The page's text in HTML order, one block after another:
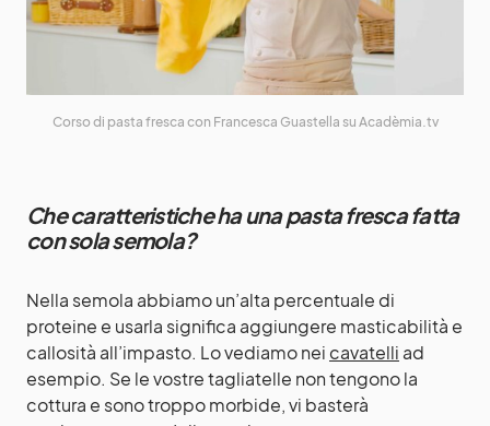
Corso di pasta fresca con Francesca Guastella su Acadèmia.tv
Che caratteristiche ha una pasta fresca fatta
con sola semola?
Nella semola abbiamo un’alta percentuale di
proteine e usarla significa aggiungere masticabilità e
callosità all’impasto. Lo vediamo nei cavatelli ad
esempio. Se le vostre tagliatelle non tengono la
cottura e sono troppo morbide, vi basterà